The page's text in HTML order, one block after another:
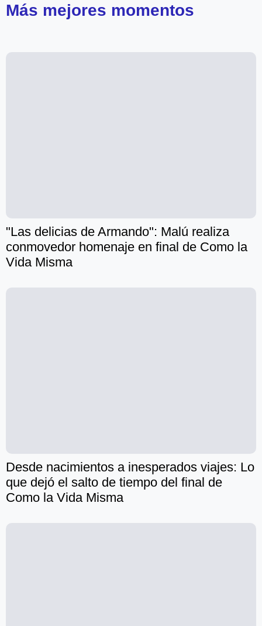
Más mejores momentos
"Las delicias de Armando": Malú realiza
conmovedor homenaje en final de Como la
Vida Misma
Desde nacimientos a inesperados viajes: Lo
que dejó el salto de tiempo del final de
Como la Vida Misma